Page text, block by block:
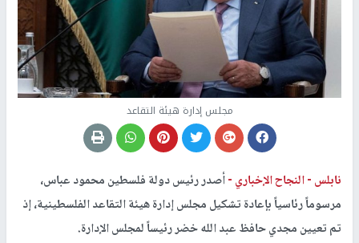
مجلس إدارة هيئة التقاعد
نابلس -النجاح الإخباري -أصدر رئيس دولة فلسطين محمود عباس،
مرسوماً رئاسياً بإعادة تشكيل مجلس إدارة هيئة التقاعد الفلسطينية، إذ
تم تعيين مجدي حافظ عبد الله خضر رئيساً لمجلس الإدارة.